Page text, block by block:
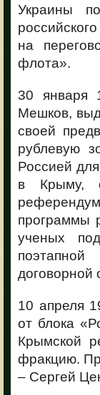
Украины
на
флота».
30 января
Мешков,
своей
рублевую
Россией
в Крыму,
программы
ученых
договорной
10 апреля
от блока
Крымской
фракцию.
– Сергей